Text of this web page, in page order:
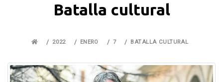
Batalla cultural
2022 ENERO 7 BATALLA CULTURAL